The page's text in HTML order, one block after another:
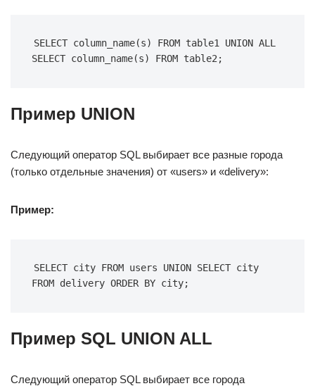
SELECT column_name(s) FROM table1 UNION ALL
SELECT column_name(s) FROM table2;
Пример UNION
Следующий оператор SQL выбирает все разные города
(только отдельные значения) от «users» и «delivery»:
Пример:
SELECT city FROM users UNION SELECT city
FROM delivery ORDER BY city;
Пример SQL UNION ALL
Следующий оператор SQL выбирает все города